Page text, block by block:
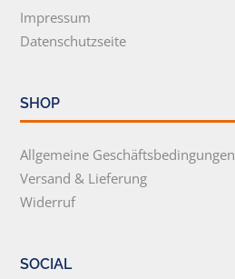
Impressum
Datenschutzseite
SHOP
Allgemeine Geschäftsbedingungen
Versand & Lieferung
Widerruf
SOCIAL